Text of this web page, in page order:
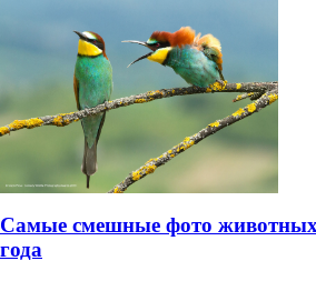
Самые смешные фото животных
года